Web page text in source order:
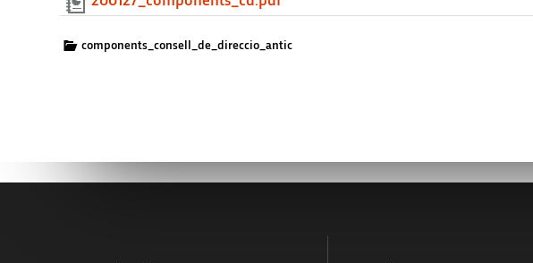
components_consell_de_direccio_antic